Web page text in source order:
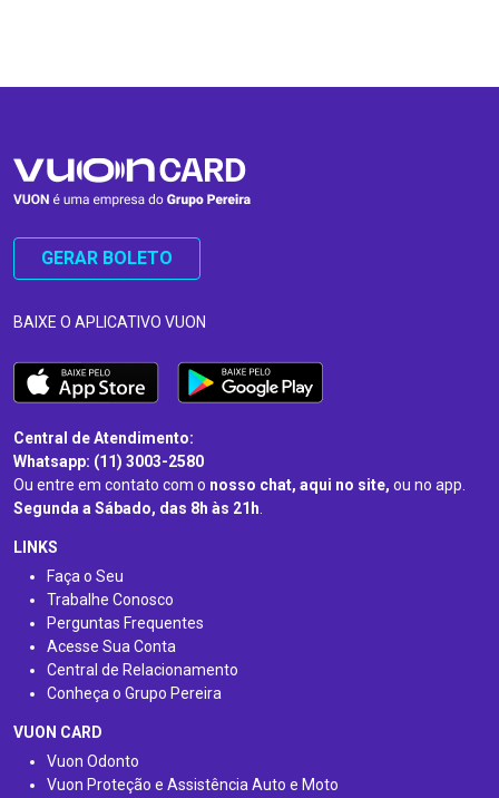
GERAR BOLETO
BAIXE O APLICATIVO VUON
Central de Atendimento:
Whatsapp: (11) 3003-2580
Ou entre em contato com o nosso chat, aqui no site, ou no app.
Segunda a Sábado, das 8h às 21h.
LINKS
Faça o Seu
Trabalhe Conosco
Perguntas Frequentes
Acesse Sua Conta
Central de Relacionamento
Conheça o Grupo Pereira
VUON CARD
Vuon Odonto
Vuon Proteção e Assistência Auto e Moto